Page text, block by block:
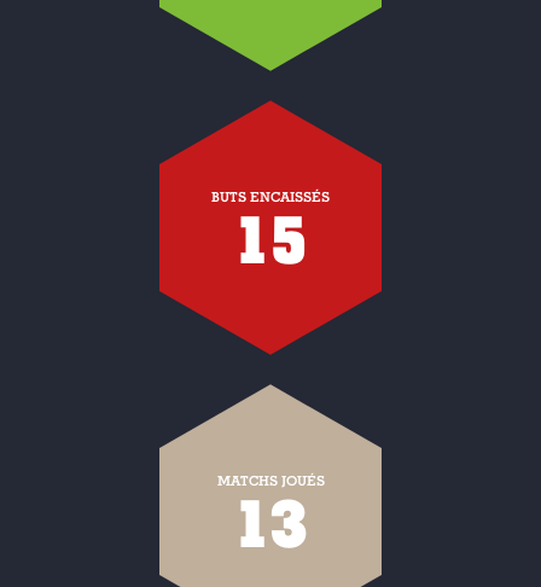
BUTS ENCAISSÉS
15
MATCHS JOUÉS
13